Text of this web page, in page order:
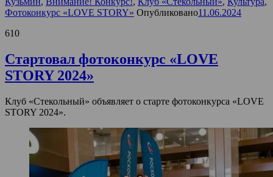
Фотоконкурс «LOVE STORY» Опубликовано11.06.2024
610
Стартовал фотоконкурс «LOVE
STORY 2024»
Клуб «Стекольный» объявляет о старте фотоконкурса «LOVE
STORY 2024».